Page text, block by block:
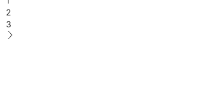
2
3